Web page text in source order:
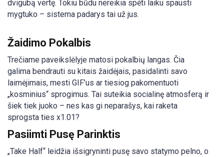
dvigubą vertę. Tokiu būdu nereikia spėti laiku spausti
mygtuko – sistema padarys tai už jus.
Žaidimo Pokalbis
Trečiame paveikslėlyje matosi pokalbių langas. Čia
galima bendrauti su kitais žaidėjais, pasidalinti savo
laimėjimais, mesti GIF’us ar tiesiog pakomentuoti
„kosminius“ sprogimus. Tai suteikia socialinę atmosferą ir
šiek tiek juoko – nes kas gi neparašys, kai raketa
sprogsta ties x1.01?
Pasiimti Pusę Parinktis
„Take Half“ leidžia išsigryninti pusę savo statymo pelno, o